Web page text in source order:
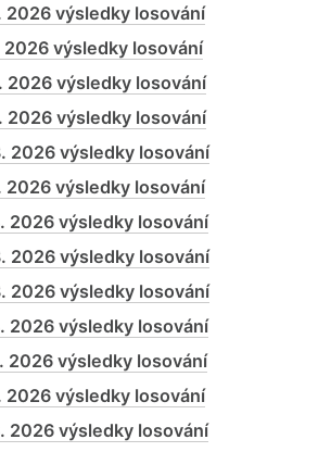
2026 výsledky losování
2026 výsledky losování
2026 výsledky losování
2026 výsledky losování
2026 výsledky losování
2026 výsledky losování
2026 výsledky losování
2026 výsledky losování
2026 výsledky losování
2026 výsledky losování
2026 výsledky losování
2026 výsledky losování
2026 výsledky losování